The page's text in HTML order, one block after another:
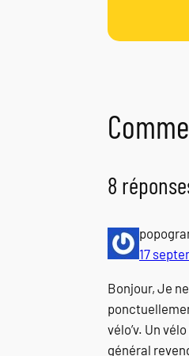
8
17
Bonjour, Je
vélo’v. Un
général